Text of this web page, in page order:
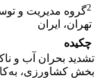
2گروه مدیریت و
تهران، ایران
چکیده
تشدید بحران آب و
بخش کشاورزی،